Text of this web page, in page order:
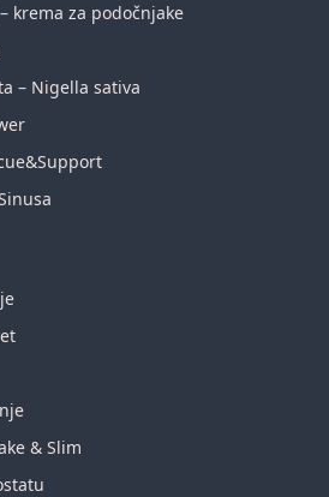
krema za podočnjake
– Nigella sativa
& Slim